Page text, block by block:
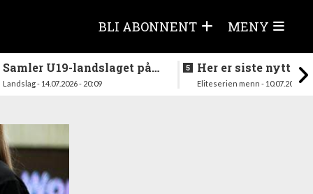
BLI ABONNENT MENY
Samler U19-landslaget på
nytt i august
Landslag - 14.07.2026 - 20:09
Her er siste nytt
season
Eliteserien menn - 10.07.2026 -